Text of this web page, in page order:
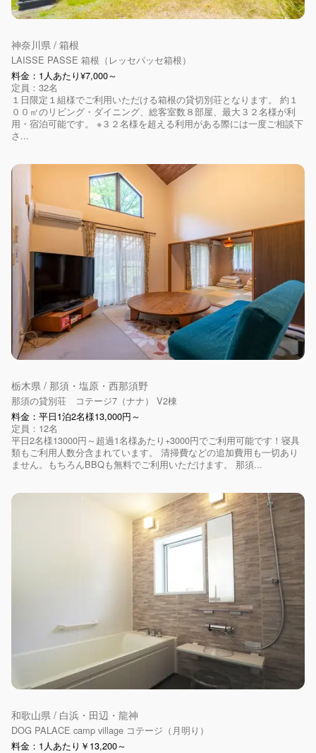
神奈川県 / 箱根
LAISSE PASSE 箱根（レッセパッセ箱根）
料金：1人あたり¥7,000～
定員：32名
１日限定１組様でご利用いただける箱根の貸切別荘となります。 約１
００㎡のリビング・ダイニング、総客室数８部屋、最大３２名様が利
用・宿泊可能です。 ※３２名様を超える利用がある際には一度ご相談下
さ...
栃木県 / 那須・塩原・西那須野
那須の貸別荘 コテージ7（ナナ） V2棟
料金：平日1泊2名様13,000円～
定員：12名
平日2名様13000円～超過1名様あたり+3000円でご利用可能です！寝具
類もご利用人数分含まれています。 清掃費などの追加費用も一切あり
ません。もちろんBBQも無料でご利用いただけます。 那須...
和歌山県 / 白浜・田辺・龍神
DOG PALACE camp village コテージ（月明り）
料金：1人あたり￥13,200～